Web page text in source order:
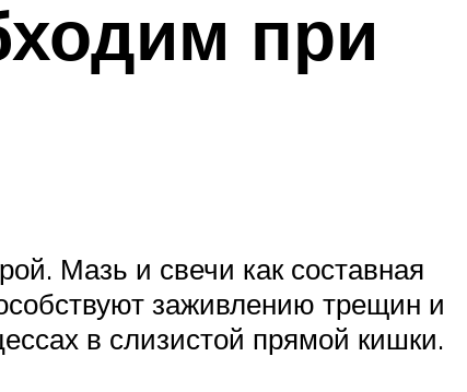
при
Мазь и свечи как составная
заживлению трещин и
в слизистой прямой кишки.